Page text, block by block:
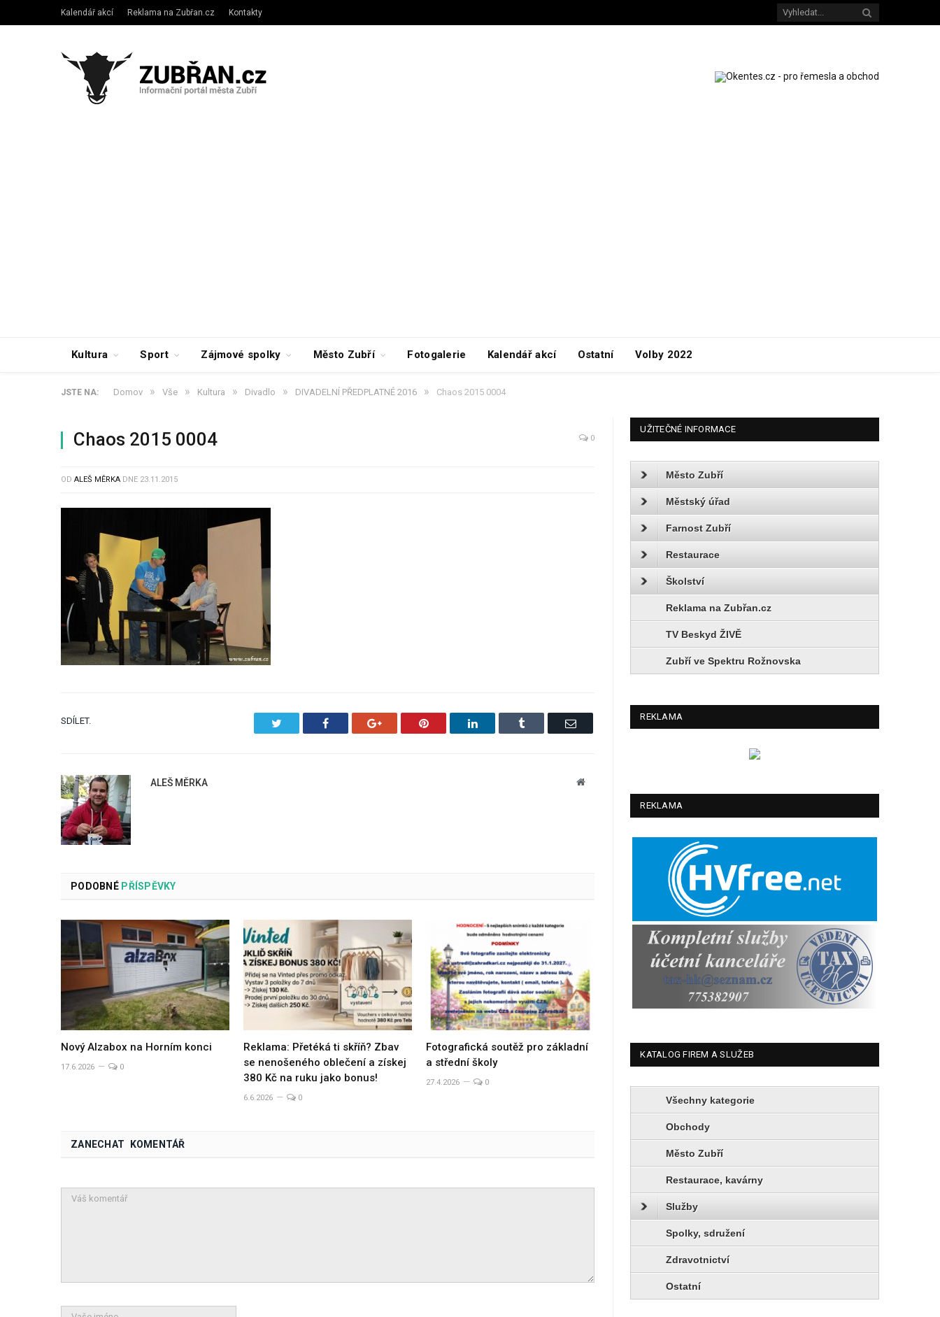
Kalendář akcí Reklama na Zubřan.cz Kontakty
Kultura Sport Zájmové spolky Město Zubří Fotogalerie Kalendář akcí Ostatní Volby 2022
JSTE NA: Domov » Vše » Kultura » Divadlo » DIVADELNÍ PŘEDPLATNÉ 2016 » Chaos 2015 0004
Chaos 2015 0004 0
OD ALEŠ MĚRKA DNE 23.11.2015
SDÍLET. Facebook Google+ Pinterest LinkedIn Tumblr Email
ALEŠ MĚRKA Website
PODOBNÉPŘÍSPĚVKY
Nový Alzabox na Horním konci
17.6.2026 0
Reklama: Přetéká ti skříň? Zbav
se nenošeného oblečení a získej
380 Kč na ruku jako bonus!
6.6.2026 0
Fotografická soutěž pro základní
a střední školy
27.4.2026 0
ZANECHAT KOMENTÁŘ
UŽITEČNÉ INFORMACE
Město Zubří
Městský úřad
Farnost Zubří
Restaurace
Školství
Reklama na Zubřan.cz
TV Beskyd ŽIVĚ
Zubří ve Spektru Rožnovska
REKLAMA
REKLAMA
KATALOG FIREM A SLUŽEB
Všechny kategorie
Obchody
Město Zubří
Restaurace, kavárny
Služby
Spolky, sdružení
Zdravotnictví
Ostatní